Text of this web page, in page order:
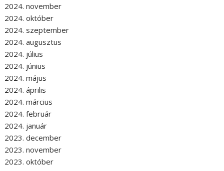
2024. november
2024. október
2024. szeptember
2024. augusztus
2024. július
2024. június
2024. május
2024. április
2024. március
2024. február
2024. január
2023. december
2023. november
2023. október